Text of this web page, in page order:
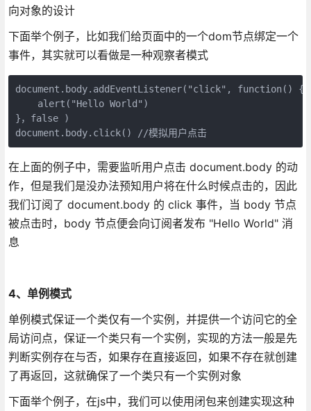
向对象的设计
下面举个例子，比如我们给页面中的一个dom节点绑定一个
事件，其实就可以看做是一种观察者模式
document.body.addEventListener("click", function() {
    alert("Hello World")
}，false )
document.body.click() //模拟用户点击
在上面的例子中，需要监听用户点击 document.body 的动
作，但是我们是没办法预知用户将在什么时候点击的，因此
我们订阅了 document.body 的 click 事件，当 body 节点
被点击时，body 节点便会向订阅者发布 "Hello World" 消
息
4、单例模式
单例模式保证一个类仅有一个实例，并提供一个访问它的全
局访问点，保证一个类只有一个实例，实现的方法一般是先
判断实例存在与否，如果存在直接返回，如果不存在就创建
了再返回，这就确保了一个类只有一个实例对象
下面举个例子，在js中，我们可以使用闭包来创建实现这种